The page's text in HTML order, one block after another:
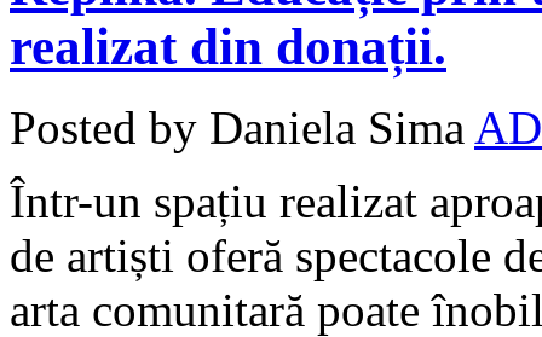
realizat din donații.
Posted by Daniela Sima
Într-un spațiu realizat
de artiști oferă spectacole
arta comunitară poate